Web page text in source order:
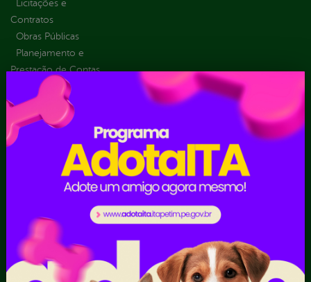
Licitações e
Contratos
Obras Públicas
Planejamento e
Prestação de Contas
Receitas
Recursos Humanos
Ouvidoria
Acompanhar uma
Manifestação
Atendimento via WhatsApp
Competências da Ouvidoria
Dúvidas? Acesse o FAQ
Fazer uma Manifestação
Informações Importantes
Relatórios Anuais
Portal Transporte
Escolar
Contratos
Contratos Administrativos
Despesas
I - Anexo I - Ficha de
Registro de Fornecedor -
Forma Indireta
II - Anexo II - Ficha de